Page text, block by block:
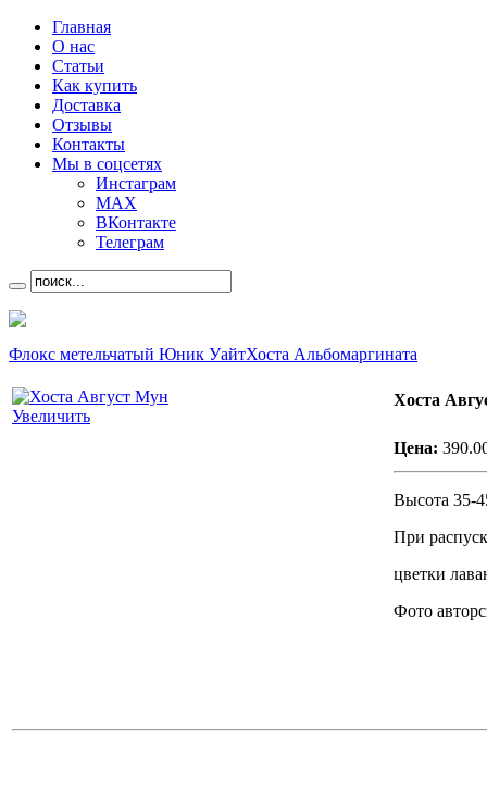
Главная
О нас
Статьи
Как купить
Доставка
Отзывы
Контакты
Мы в соцсетях
Инстаграм
MAX
ВКонтакте
Телеграм
Флокс метельчатый Юник УайтХоста Альбомаргината
Увеличить
Хоста
Цена:
Высота 35-
При
цветки
Фото